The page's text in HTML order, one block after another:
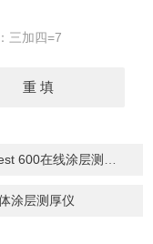
三加四=7
在线涂层测厚仪
涂层测厚仪